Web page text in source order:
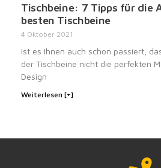
Tischbeine: 7 Tipps für die
besten Tischbeine
4 Oktober 2021
Ist es Ihnen auch schon passiert,
der Tischbeine nicht die perfekten
Design
Weiterlesen [+]